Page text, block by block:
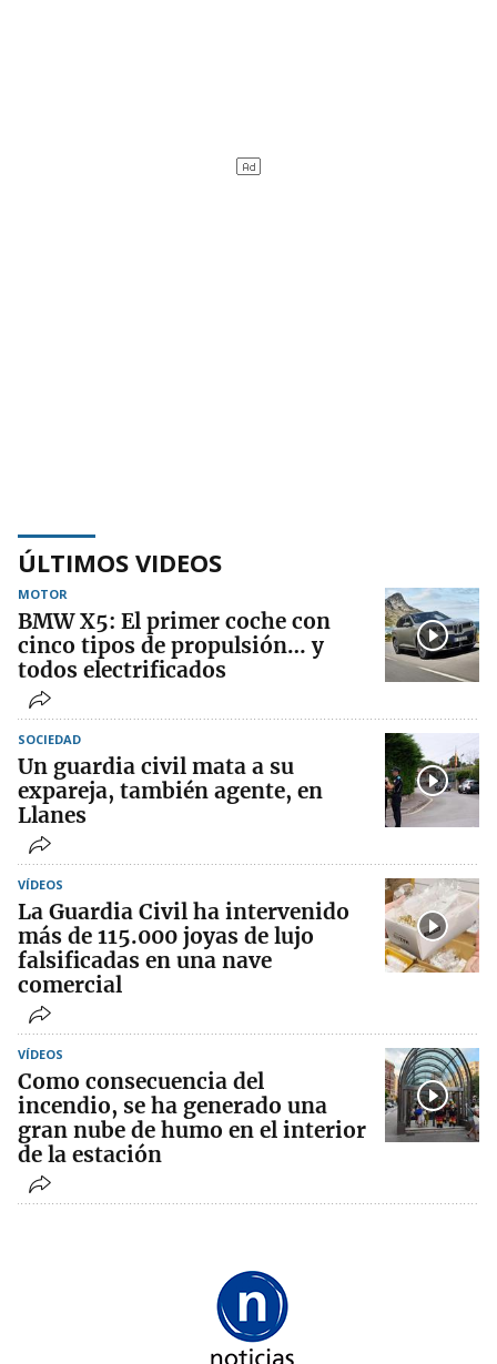
ÚLTIMOS VIDEOS
MOTOR
BMW X5: El primer coche con
cinco tipos de propulsión… y
todos electrificados
SOCIEDAD
Un guardia civil mata a su
expareja, también agente, en
Llanes
VÍDEOS
La Guardia Civil ha intervenido
más de 115.000 joyas de lujo
falsificadas en una nave
comercial
VÍDEOS
Como consecuencia del
incendio, se ha generado una
gran nube de humo en el interior
de la estación